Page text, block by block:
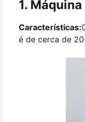
1.
Características:
é de cerca de